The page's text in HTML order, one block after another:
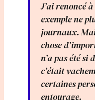
J’ai renoncé
exemple ne
journaux.
chose
n’a pas été
c’était
certaines
entourage.